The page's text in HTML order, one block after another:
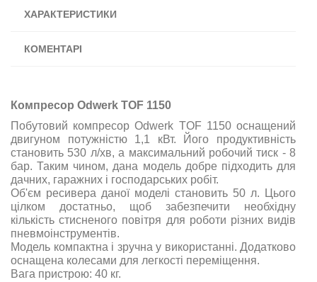
ХАРАКТЕРИСТИКИ
КОМЕНТАРІ
Компресор Odwerk TOF 1150
Побутовий компресор Odwerk TOF 1150 оснащений
двигуном потужністю 1,1 кВт. Його продуктивність
становить 530 л/хв, а максимальний робочий тиск - 8
бар. Таким чином, дана модель добре підходить для
дачних, гаражних і господарських робіт.
Об'єм ресивера даної моделі становить 50 л. Цього
цілком достатньо, щоб забезпечити необхідну
кількість стисненого повітря для роботи різних видів
пневмоінструментів.
Модель компактна і зручна у використанні. Додатково
оснащена колесами для легкості переміщення.
Вага пристрою: 40 кг.